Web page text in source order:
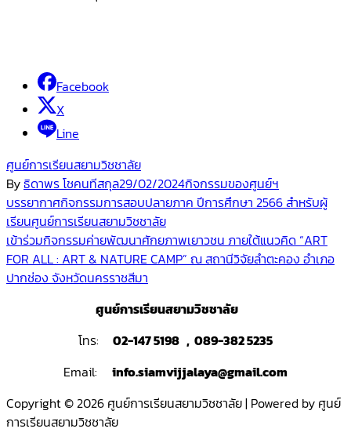
Facebook
X
Line
ศูนย์การเรียนสยามวิชชาลัย
Byธิดาพร โชคนทีสกุล29/02/2024กิจกรรมของศูนย์ฯ
Post
navigation
บรรยากาศกิจกรรมการสอบปลายภาค ปีการศึกษา 2566 สำหรับผู้
เรียนศูนย์การเรียนสยามวิชชาลัย
เข้าร่วมกิจกรรมค่ายพัฒนาศักยภาพเยาวชน ภายใต้แนวคิด “ART
FOR ALL : ART & NATURE CAMP” ณ สถานีวิจัยลำตะคอง อำเภอ
ปากช่อง จังหวัดนครราชสีมา
ศูนย์การเรียนสยามวิชชาลัย
โทร:
02-147 5198 , 089-382 5235
Email:
info.siamvijjalaya@gmail.com
Copyright © 2026 ศูนย์การเรียนสยามวิชชาลัย | Powered by ศูนย์
การเรียนสยามวิชชาลัย